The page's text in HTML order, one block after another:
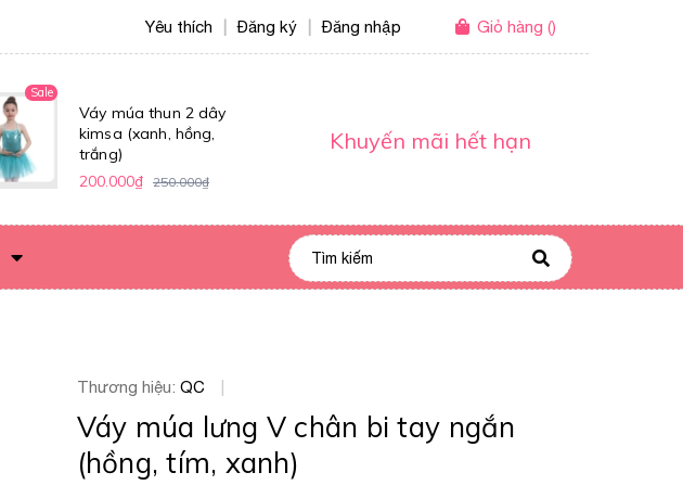
Yêu thích Đăng ký Đăng nhập Giỏ hàng ()
Sale
Váy múa thun 2 dây
kimsa (xanh, hồng,
trắng)
200.000₫ 250.000₫
Khuyến mãi hết hạn
Thương hiệu: QC
Váy múa lưng V chân bi tay ngắn
(hồng, tím, xanh)